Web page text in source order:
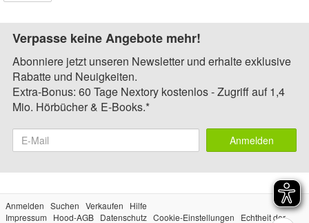
Verpasse keine Angebote mehr!
Abonniere jetzt unseren Newsletter und erhalte exklusive
Rabatte und Neuigkeiten.
Extra-Bonus: 60 Tage Nextory kostenlos - Zugriff auf 1,4
Mio. Hörbücher & E-Books.*
Anmelden
Anmelden Suchen Verkaufen
Hilfe
Impressum
Hood-AGB Datenschutz Cookie-Einstellungen
Echtheit der